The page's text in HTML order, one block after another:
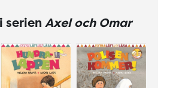
serien Axel och Omar